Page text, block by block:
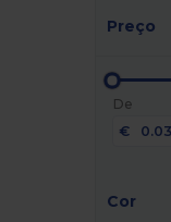
Preço
De
€
Cor